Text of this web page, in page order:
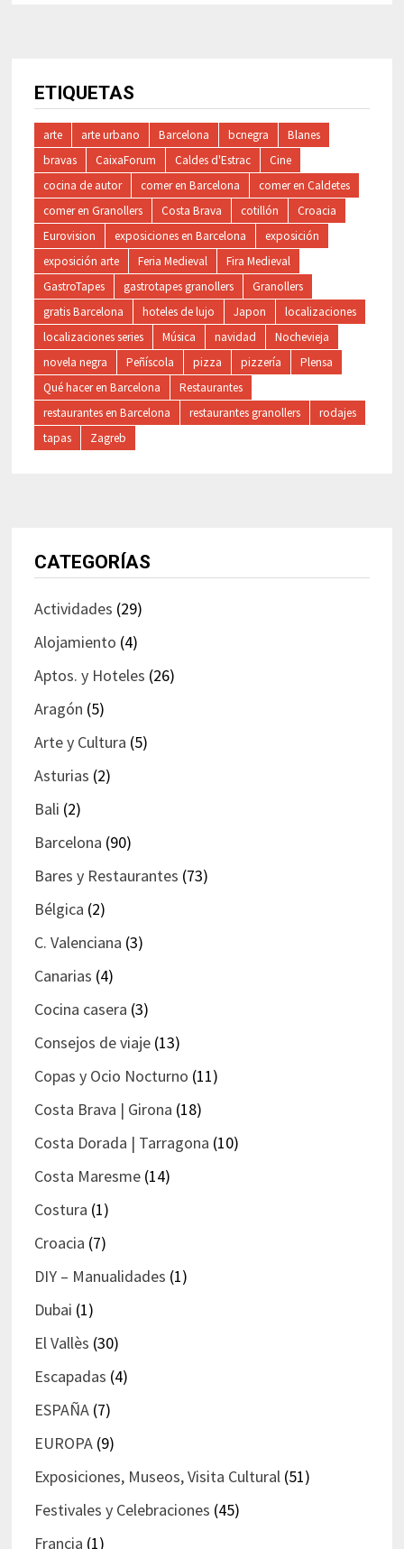
ETIQUETAS
arte arte urbano Barcelona bcnegra
Blanes
bravas
CaixaForum Caldes d'Estrac
Cine
cocina de autor
comer en Barcelona
comer en Caldetes
comer en Granollers
Costa Brava cotillón
Croacia
Eurovision
exposiciones en Barcelona
exposición
exposición arte
Feria Medieval
Fira Medieval
GastroTapes
gastrotapes granollers
Granollers
gratis Barcelona
hoteles de lujo Japon
localizaciones
localizaciones series
Música navidad
Nochevieja
novela negra
Peñíscola pizza pizzería
Plensa
Qué hacer en Barcelona
Restaurantes
restaurantes en Barcelona
restaurantes granollers
rodajes
tapas
Zagreb
CATEGORÍAS
Actividades (29)
Alojamiento (4)
Aptos. y Hoteles (26)
Aragón (5)
Arte y Cultura (5)
Asturias (2)
Bali (2)
Barcelona (90)
Bares y Restaurantes (73)
Bélgica (2)
C. Valenciana (3)
Canarias (4)
Cocina casera (3)
Consejos de viaje(13)
Copas y Ocio Nocturno (11)
Costa Brava | Girona (18)
Costa Dorada | Tarragona (10)
Costa Maresme(14)
Costura (1)
Croacia (7)
DIY – Manualidades (1)
Dubai (1)
El Vallès (30)
Escapadas (4)
ESPAÑA(7)
EUROPA(9)
Exposiciones, Museos, Visita Cultural(51)
Festivales y Celebraciones (45)
Francia (1)